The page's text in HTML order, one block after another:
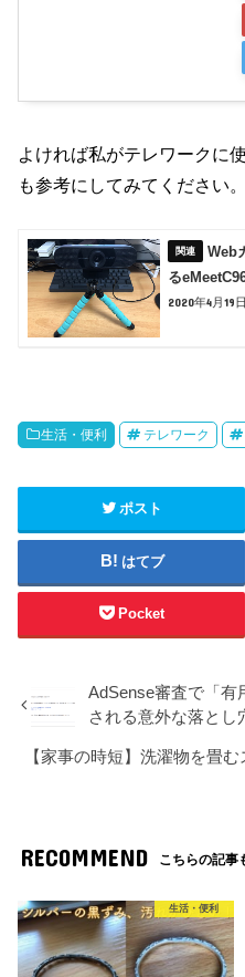
よければ私がテレワークに
も参考にしてみてください。
Web
る
2020年4月19日
生活・便利 テレワーク
ポスト
はてブ
Pocket
AdSense審査で「有
される意外な落とし
【家事の時短】洗濯物を畳
RECOMMEND こちらの記事
生活・便利